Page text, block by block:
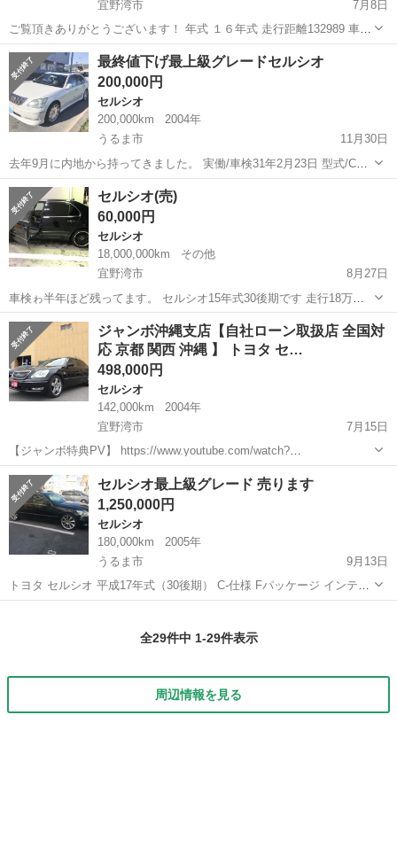
宜野湾市
7月8日
ご覧頂きありがとうございます！ 年式 １６年式 走行距離132989 車検
令和3年4月 改造点等、現車確認された時に見てくれたら助かります！
気になる方は連絡ください
沖縄 宜野湾市 セルシオ 走行距離
最終値下げ最上級グレードセルシオ
200,000円
セルシオ
200,000km
2004年
うるま市
11月30日
去年9月に内地から持ってきました。 実働/車検31年2月23日 型式/CBA
ーUCF31 外装/社外エアロ、社外アルミ、電光ナンバープレートなど
装備オプション/スマートキー、純正エアサス、HID、バック...
沖縄 うるま市 セルシオ
セルシオ(売)
60,000円
セルシオ
18,000,000km
その他
宜野湾市
8月27日
車検ゎ半年ほど残ってます。 セルシオ15年式30後期です 走行18万キ
ロ 板金に少し凹みあります 足回りが悪いのと クーラー効かないで
す。 走りわしますが部品取りで 考えたほうがいいかと思います。 即
決の方6万で売ります。
沖縄 宜野湾市 セルシオ 部品取り
ジャンボ沖縄支店【自社ローン取扱店 全国対
応 京都 関西 沖縄 】 トヨタ セ…
498,000円
セルシオ
142,000km
2004年
宜野湾市
7月15日
【ジャンボ特典PV】 https://www.youtube.com/watch?
v=koKeeKCacoM https://www.kurumaerabi.com/usedcar/detail/17387-
96/ ...
沖縄 宜野湾市 セルシオ ジャンボ
セルシオ最上級グレード 売ります
1,250,000円
セルシオ
180,000km
2005年
うるま市
9月13日
トヨタ セルシオ 平成17年式（30後期） C-仕様 Fパッケージ インテリ
アセレクション 修復歴なし 走行:180,000 車検: 平成29年7月まで 外装:
全29件中 1-29件表示
周辺情報を見る